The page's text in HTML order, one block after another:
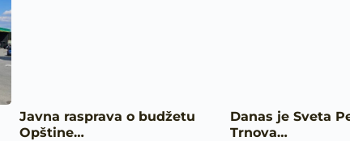
Javna rasprava o budžetu
Opštine…
Danas je Sveta
Trnova…